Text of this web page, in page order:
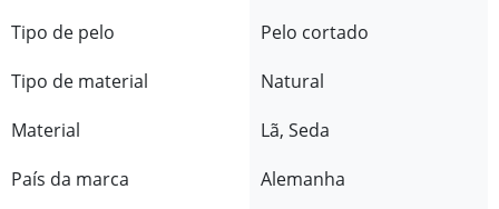
Tipo de pelo
Pelo cortado
Tipo de material
Natural
Material
Lã, Seda
País da marca
Alemanha